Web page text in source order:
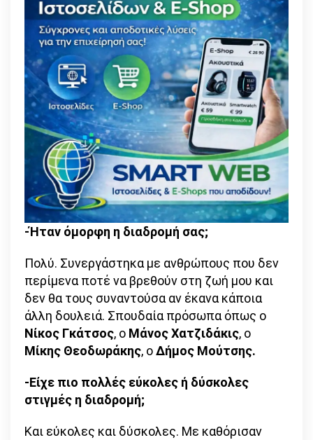
-Ήταν όμορφη η διαδρομή σας;
Πολύ. Συνεργάστηκα με ανθρώπους που δεν
περίμενα ποτέ να βρεθούν στη ζωή μου και
δεν θα τους συναντούσα αν έκανα κάποια
άλλη δουλειά. Σπουδαία πρόσωπα όπως ο
Νίκος Γκάτσος, ο Μάνος Χατζιδάκις, ο
Μίκης Θεοδωράκης, οΔήμος Μούτσης.
-Είχε πιο πολλές εύκολες ή δύσκολες
στιγμές η διαδρομή;
Και εύκολες και δύσκολες. Με καθόρισαν